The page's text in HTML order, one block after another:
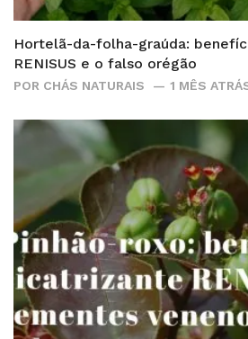
Hortelã-da-folha-graúda:
RENISUS e o falso orégão
POR CHÁS NATURAIS 1 MÊS